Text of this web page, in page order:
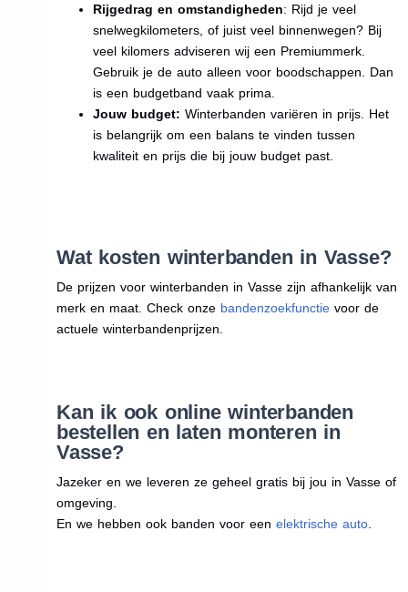
Rijgedrag en omstandigheden: Rijd je veel
snelwegkilometers, of juist veel binnenwegen? Bij
veel kilomers adviseren wij een Premiummerk.
Gebruik je de auto alleen voor boodschappen. Dan
is een budgetband vaak prima.
Jouw budget: Winterbanden variëren in prijs. Het
is belangrijk om een balans te vinden tussen
kwaliteit en prijs die bij jouw budget past.
Wat kosten winterbanden in Vasse?
De prijzen voor winterbanden in Vasse zijn afhankelijk van
merk en maat. Check onze bandenzoekfunctievoor de
actuele winterbandenprijzen.
Kan ik ook online winterbanden
bestellen en laten monteren in
Vasse?
Jazeker en we leveren ze geheel gratis bij jou in Vasse of
omgeving.
En we hebben ook banden voor een elektrische auto.